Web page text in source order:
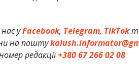
нас уFacebook, Telegram, TikTok
на пошту
редакції+380 67 266 02 08